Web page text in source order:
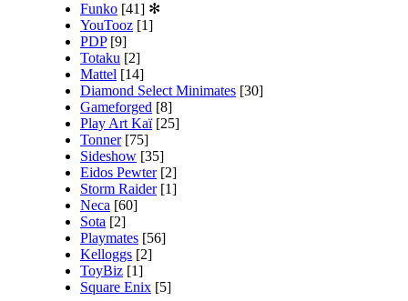
Funko [41] ✻
YouTooz [1]
PDP [9]
Totaku [2]
Mattel [14]
Diamond Select Minimates [30]
Gameforged [8]
Play Art Kaï [25]
Tonner [75]
Sideshow [35]
Eidos Pewter [2]
Storm Raider [1]
Neca [60]
Sota [2]
Playmates [56]
Kelloggs [2]
ToyBiz [1]
Square Enix [5]